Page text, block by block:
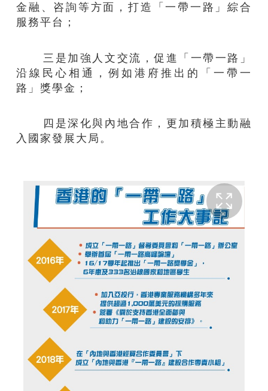
金融、咨詢等方面，打造「一帶一路」綜合
服務平台；
三是加強人文交流，促進「一帶一路」
沿線民心相通，例如港府推出的「一帶一
路」獎學金；
四是深化與內地合作，更加積極主動融
入國家發展大局。